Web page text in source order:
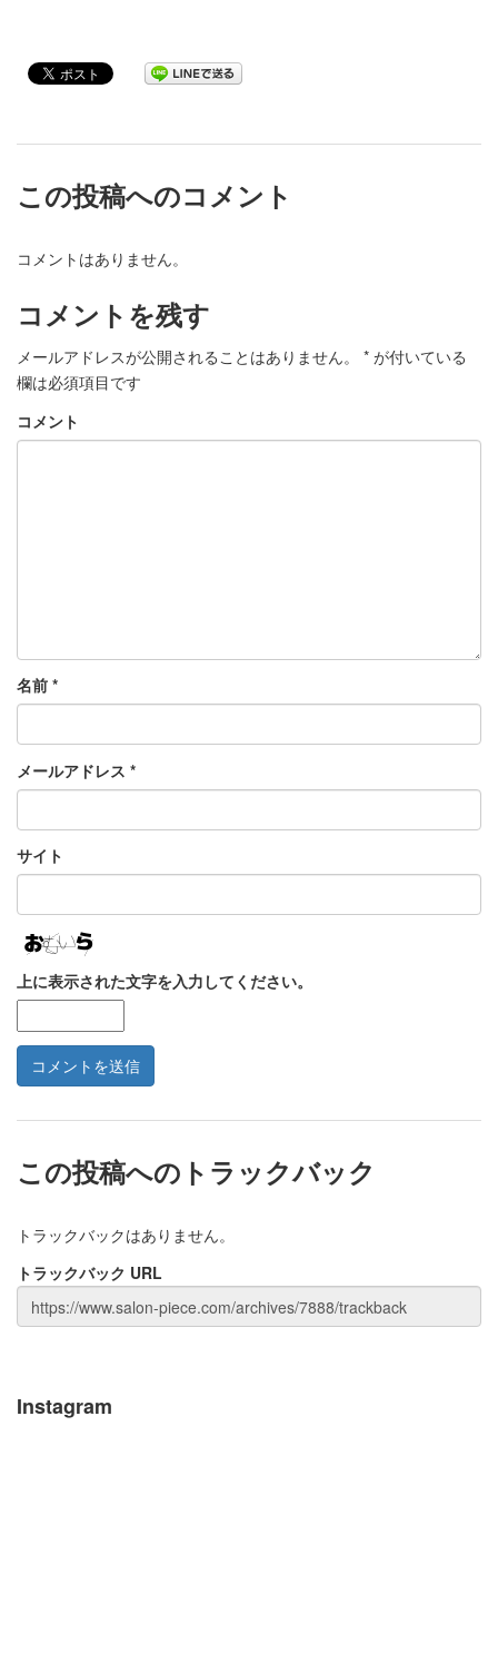
この投稿へのコメント
コメントはありません。
コメントを残す
メールアドレスが公開されることはありません。 * が付いている
欄は必須項目です
コメント
名前 *
メールアドレス *
サイト
上に表示された文字を入力してください。
この投稿へのトラックバック
トラックバックはありません。
トラックバック URL
Instagram